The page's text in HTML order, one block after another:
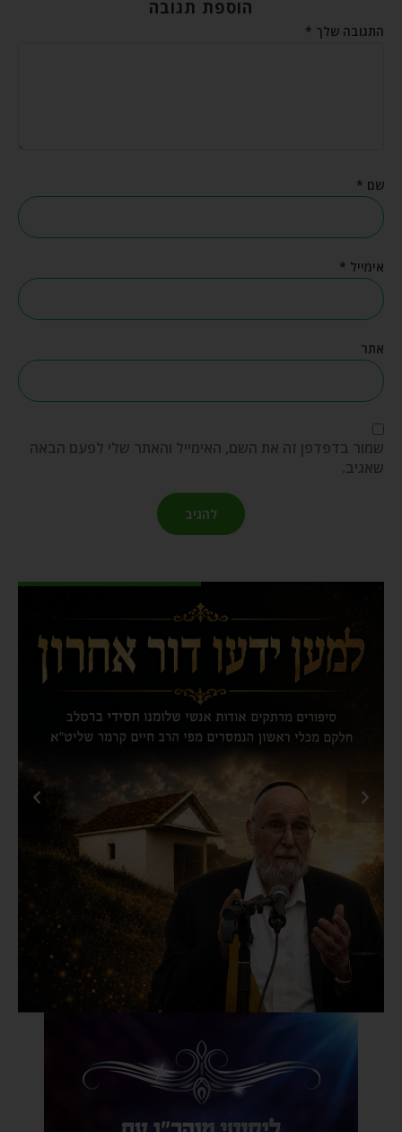
הוספת תגובה
התגובה שלך *
שם *
אימייל *
אתר
שמור בדפדפן זה את השם, האימייל והאתר שלי לפעם הבאה
שאגיב.